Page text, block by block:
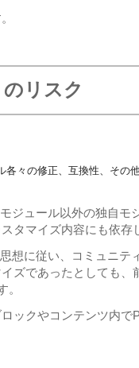
リスク
々の修正、互換性、その
ジュール以外の独自モ
タマイズ内容にも依存
想に従い、コミュニテ
ズであったとしても、
。
ックやコンテンツ内で